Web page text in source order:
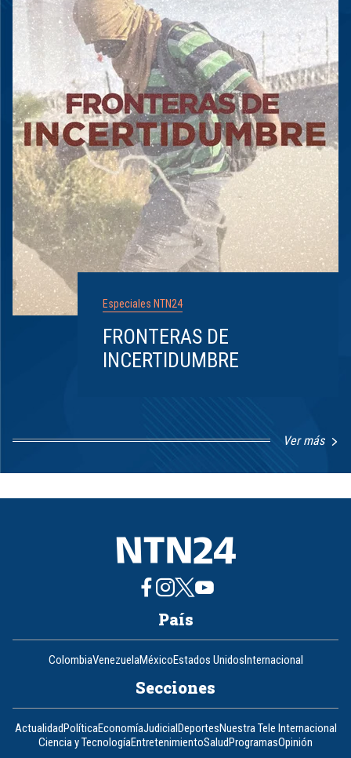
Especiales NTN24
FRONTERAS DE
INCERTIDUMBRE
Ver más
8
País
ColombiaVenezuelaMéxicoEstados UnidosInternacional
Secciones
ActualidadPolíticaEconomíaJudicialDeportesNuestra Tele Internacional
Ciencia y TecnologíaEntretenimientoSaludProgramasOpinión